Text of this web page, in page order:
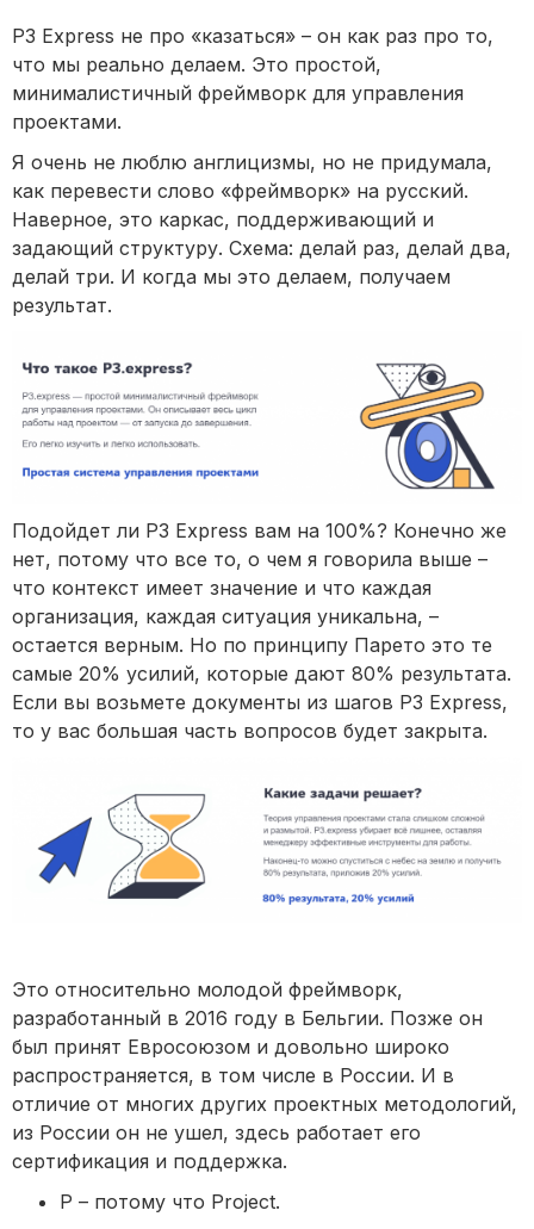
P3 Express не про «казаться» – он как раз про то,
что мы реально делаем. Это простой,
минималистичный фреймворк для управления
проектами.
Я очень не люблю англицизмы, но не придумала,
как перевести слово «фреймворк» на русский.
Наверное, это каркас, поддерживающий и
задающий структуру. Схема: делай раз, делай два,
делай три. И когда мы это делаем, получаем
результат.
Подойдет ли P3 Express вам на 100%? Конечно же
нет, потому что все то, о чем я говорила выше –
что контекст имеет значение и что каждая
организация, каждая ситуация уникальна, –
остается верным. Но по принципу Парето это те
самые 20% усилий, которые дают 80% результата.
Если вы возьмете документы из шагов P3 Express,
то у вас большая часть вопросов будет закрыта.
Это относительно молодой фреймворк,
разработанный в 2016 году в Бельгии. Позже он
был принят Евросоюзом и довольно широко
распространяется, в том числе в России. И в
отличие от многих других проектных методологий,
из России он не ушел, здесь работает его
сертификация и поддержка.
P – потому что Project.